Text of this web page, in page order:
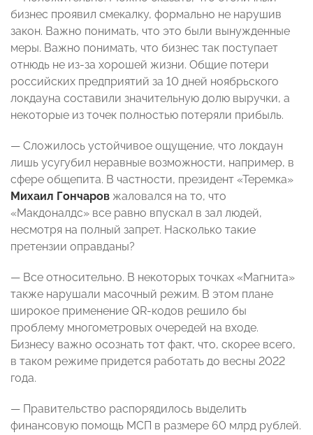
бизнес проявил смекалку, формально не нарушив
закон. Важно понимать, что это были вынужденные
меры. Важно понимать, что бизнес так поступает
отнюдь не из-за хорошей жизни. Общие потери
российских предприятий за 10 дней ноябрьского
локдауна составили значительную долю выручки, а
некоторые из точек полностью потеряли прибыль.
— Сложилось устойчивое ощущение, что локдаун
лишь усугубил неравные возможности, например, в
сфере общепита. В частности, президент «Теремка»
Михаил Гончаров жаловался на то, что
«Макдоналдс» все равно впускал в зал людей,
несмотря на полный запрет. Насколько такие
претензии оправданы?
— Все относительно. В некоторых точках «Магнита»
также нарушали масочный режим. В этом плане
широкое применение QR-кодов решило бы
проблему многометровых очередей на входе.
Бизнесу важно осознать тот факт, что, скорее всего,
в таком режиме придется работать до весны 2022
года.
— Правительство распорядилось выделить
финансовую помощь МСП в размере 60 млрд рублей.